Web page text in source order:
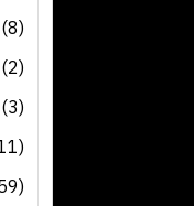
(8)
(2)
(3)